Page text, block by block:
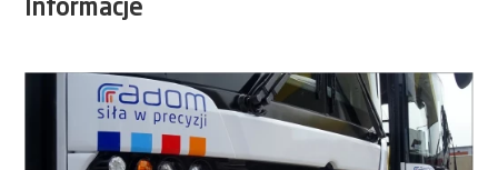
Informacje